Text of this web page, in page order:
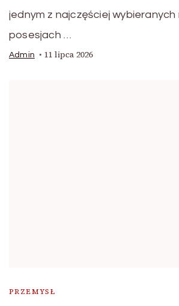
jednym z najczęściej wybieranych
posesjach …
Admin 11 lipca 2026
PRZEMYSŁ